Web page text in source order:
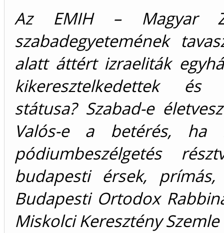
Az EMIH – Magyar
szabadegyetemének
alatt áttért izraeliták
kikeresztelkedettek és
státusa? Szabad-e
Valós-e a betérés, ha
pódiumbeszélgetés
budapesti érsek,
Budapesti Ortodox
Miskolci Keresztény